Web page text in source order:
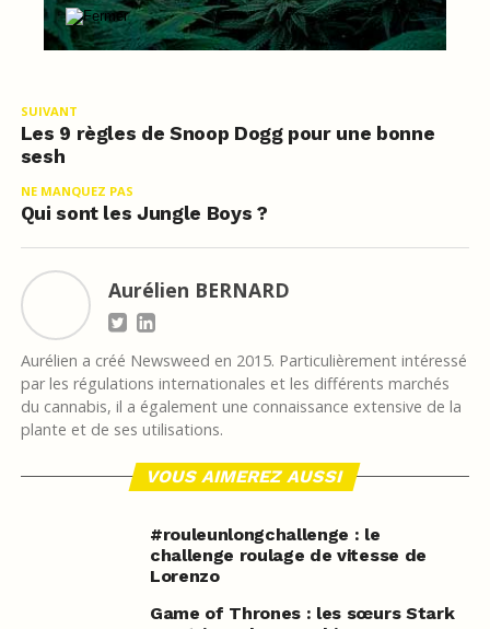
SUIVANT
Les 9 règles de Snoop Dogg pour une bonne
sesh
NE MANQUEZ PAS
Qui sont les Jungle Boys ?
Aurélien BERNARD
Aurélien a créé Newsweed en 2015. Particulièrement intéressé
par les régulations internationales et les différents marchés
du cannabis, il a également une connaissance extensive de la
plante et de ses utilisations.
VOUS AIMEREZ AUSSI
#rouleunlongchallenge : le
challenge roulage de vitesse de
Lorenzo
Game of Thrones : les sœurs Stark